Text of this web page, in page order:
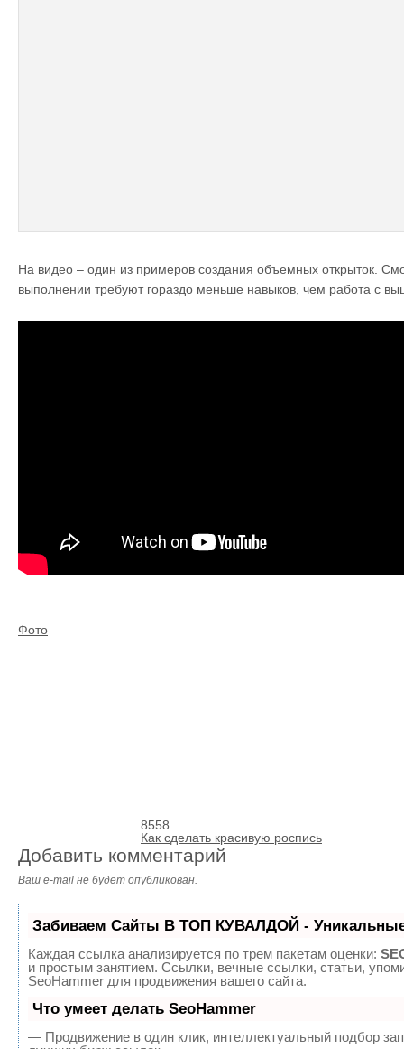
На видео – один из примеров создания объемных открыток.
выполнении требуют гораздо меньше навыков, чем работа с
Фото
8558
Как сделать красивую роспись
Добавить комментарий
Ваш e-mail не будет опубликован.
Забиваем Сайты В ТОП КУВАЛДОЙ - Уникальные
Каждая ссылка анализируется по трем пакетам оценки:
и простым занятием. Ссылки, вечные ссылки, статьи,
SeoHammer для продвижения вашего сайта.
Что умеет делать SeoHammer
— Продвижение в один клик, интеллектуальный подбор